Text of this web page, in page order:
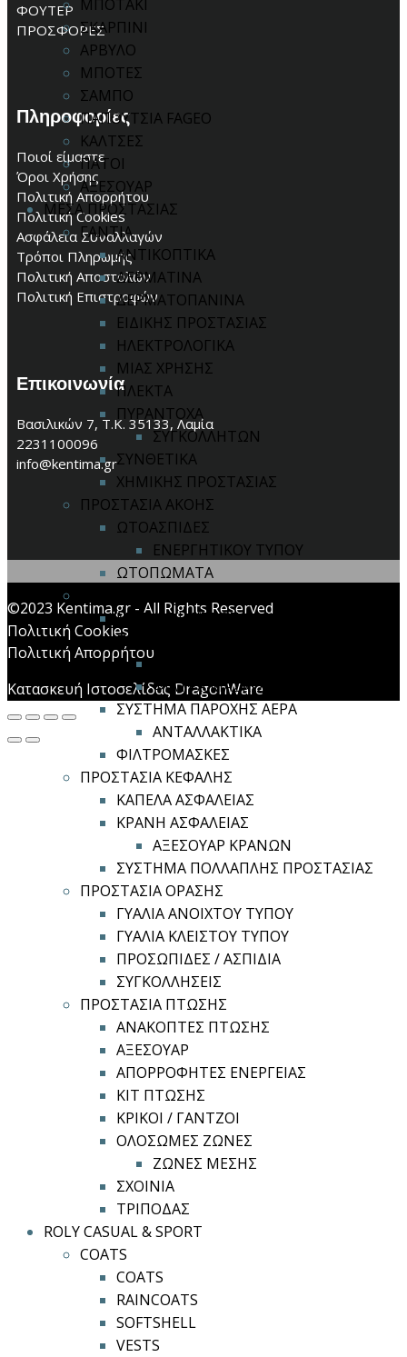
ΜΠΟΤΑΚΙ
ΣΚΑΡΠΙΝΙ
ΑΡΒΥΛΟ
ΜΠΟΤΕΣ
ΣΑΜΠΟ
ΠΑΠΟΥΤΣΙΑ FAGEO
ΚΑΛΤΣΕΣ
ΠΑΤΟΙ
ΑΞΕΣΟΥΑΡ
ΜΕΣΑ ΠΡΟΣΤΑΣΙΑΣ
ΓΑΝΤΙΑ
ΑΝΤΙΚΟΠΤΙΚΑ
ΔΕΡΜΑΤΙΝΑ
ΔΕΡΜΑΤΟΠΑΝΙΝΑ
ΕΙΔΙΚΗΣ ΠΡΟΣΤΑΣΙΑΣ
ΗΛΕΚΤΡΟΛΟΓΙΚΑ
ΜΙΑΣ ΧΡΗΣΗΣ
ΠΛΕΚΤΑ
ΠΥΡΑΝΤΟΧΑ
ΣΥΓΚΟΛΛΗΤΩΝ
ΣΥΝΘΕΤΙΚΑ
ΧΗΜΙΚΗΣ ΠΡΟΣΤΑΣΙΑΣ
ΠΡΟΣΤΑΣΙΑ ΑΚΟΗΣ
ΩΤΟΑΣΠΙΔΕΣ
ΕΝΕΡΓΗΤΙΚΟΥ ΤΥΠΟΥ
ΩΤΟΠΩΜΑΤΑ
ΜΑΣΚΕΣ ΙΜΙΣΕΩΣ / ΟΛΟΚΛΗΡΟΥ
ΠΡΟΣΩΠΟΥ
ΑΝΤΑΛΛΑΚΤΙΚΑ
ΦΙΛΤΡΑ ΜΑΣΚΩΝ
ΣΥΣΤΗΜΑ ΠΑΡΟΧΗΣ ΑΕΡΑ
ΑΝΤΑΛΛΑΚΤΙΚΑ
ΦΙΛΤΡΟΜΑΣΚΕΣ
ΠΡΟΣΤΑΣΙΑ ΚΕΦΑΛΗΣ
ΚΑΠΕΛΑ ΑΣΦΑΛΕΙΑΣ
ΚΡΑΝΗ ΑΣΦΑΛΕΙΑΣ
ΑΞΕΣΟΥΑΡ ΚΡΑΝΩΝ
ΣΥΣΤΗΜΑ ΠΟΛΛΑΠΛΗΣ ΠΡΟΣΤΑΣΙΑΣ
ΠΡΟΣΤΑΣΙΑ ΟΡΑΣΗΣ
ΓΥΑΛΙΑ ΑΝΟΙΧΤΟΥ ΤΥΠΟΥ
ΓΥΑΛΙΑ ΚΛΕΙΣΤΟΥ ΤΥΠΟΥ
ΠΡΟΣΩΠΙΔΕΣ / ΑΣΠΙΔΙΑ
ΣΥΓΚΟΛΛΗΣΕΙΣ
ΠΡΟΣΤΑΣΙΑ ΠΤΩΣΗΣ
ΑΝΑΚΟΠΤΕΣ ΠΤΩΣΗΣ
ΑΞΕΣΟΥΑΡ
ΑΠΟΡΡΟΦΗΤΕΣ ΕΝΕΡΓΕΙΑΣ
ΚΙΤ ΠΤΩΣΗΣ
ΚΡΙΚΟΙ / ΓΑΝΤΖΟΙ
ΟΛΟΣΩΜΕΣ ΖΩΝΕΣ
ΖΩΝΕΣ ΜΕΣΗΣ
ΣΧΟΙΝΙΑ
ΤΡΙΠΟΔΑΣ
ROLY CASUAL & SPORT
COATS
COATS
RAINCOATS
SOFTSHELL
VESTS
ΦΟΥΤΕΡ
ΠΡΟΣΦΟΡΕΣ
Πληροφορίες
Ποιοί είμαστε
Όροι Χρήσης
Πολιτική Απορρήτου
Πολιτική Cookies
Ασφάλεια Συναλλαγών
Τρόποι Πληρωμής
Πολιτική Αποστολών
Πολιτική Επιστροφών
Επικοινωνία
Βασιλικών 7, Τ.Κ. 35133, Λαμία
2231100096
info@kentima.gr
©2023 Kentima.gr - All Rights Reserved
Πολιτική Cookies
Πολιτική Απορρήτου
Κατασκευή Ιστοσελίδας DragonWare